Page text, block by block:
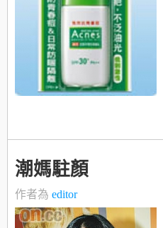
潮媽駐顏
作者為 editor